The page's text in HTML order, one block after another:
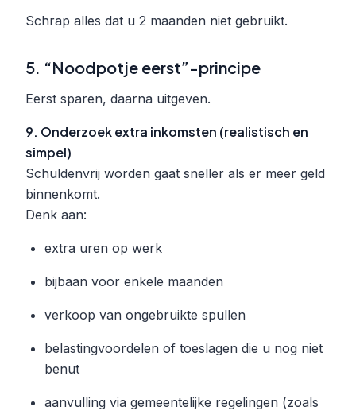
Schrap alles dat u 2 maanden niet gebruikt.
5. “Noodpotje eerst”-principe
Eerst sparen, daarna uitgeven.
9. Onderzoek extra inkomsten (realistisch en
simpel)
Schuldenvrij worden gaat sneller als er meer geld
binnenkomt.
Denk aan:
extra uren op werk
bijbaan voor enkele maanden
verkoop van ongebruikte spullen
belastingvoordelen of toeslagen die u nog niet
benut
aanvulling via gemeentelijke regelingen (zoals